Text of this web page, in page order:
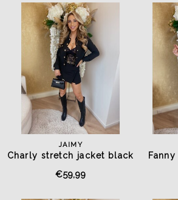
JAIMY
Charly stretch jacket black
€59,99